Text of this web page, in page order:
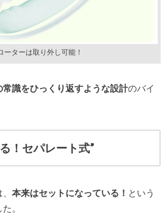
ーターは取り外し可能！
常識をひっくり返すような設計のバイ
！セパレート式”
本来はセットになっている！ という
。